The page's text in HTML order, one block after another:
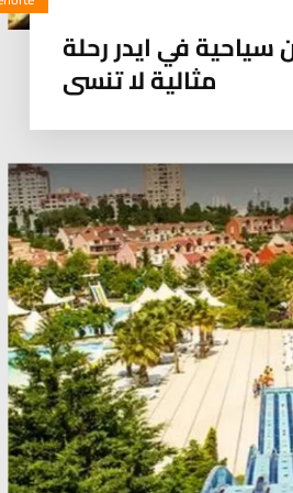
سياحية في ايدر رحلة
مثالية لا تنسى